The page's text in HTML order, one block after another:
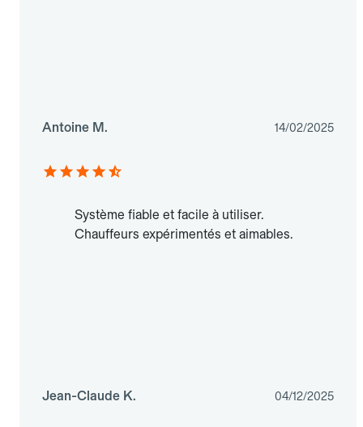
Antoine M. 14/02/2025
Système fiable et facile à utiliser.
Chauffeurs expérimentés et aimables.
Jean-Claude K. 04/12/2025